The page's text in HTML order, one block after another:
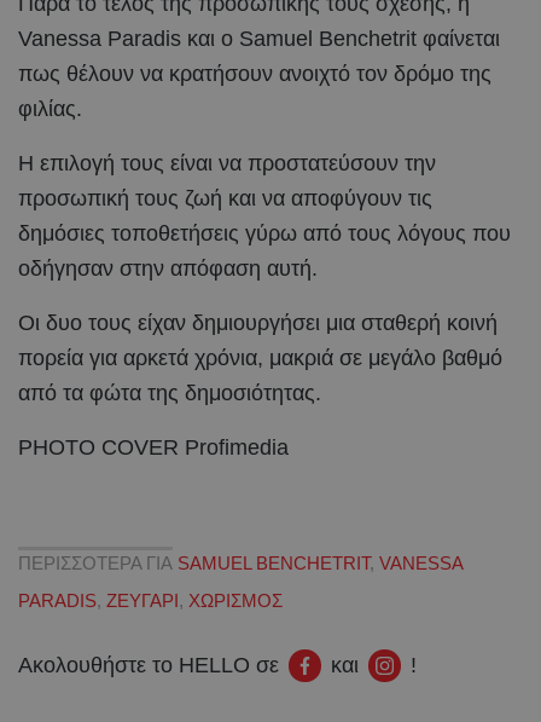
Vanessa Paradis και ο Samuel Benchetrit φαίνεται
πως θέλουν να κρατήσουν ανοιχτό τον δρόμο της
φιλίας.
Η επιλογή τους είναι να προστατεύσουν την
προσωπική τους ζωή και να αποφύγουν τις
δημόσιες τοποθετήσεις γύρω από τους λόγους που
οδήγησαν στην απόφαση αυτή.
Οι δυο τους είχαν δημιουργήσει μια σταθερή κοινή
πορεία για αρκετά χρόνια, μακριά σε μεγάλο βαθμό
από τα φώτα της δημοσιότητας.
PHOTO COVER Profimedia
ΠΕΡΙΣΣΟΤΕΡΑ ΓΙΑ SAMUEL BENCHETRIT, VANESSA
PARADIS, ΖΕΥΓΑΡΙ, ΧΩΡΙΣΜΟΣ
Ακολουθήστε το HELLO σε και !